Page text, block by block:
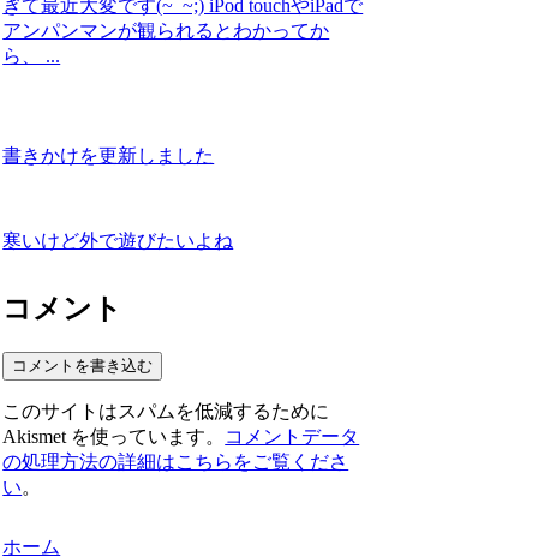
ぎて最近大変です(~_~;) iPod touchやiPadで
アンパンマンが観られるとわかってか
ら、 ...
書きかけを更新しました
寒いけど外で遊びたいよね
コメント
コメントを書き込む
このサイトはスパムを低減するために
Akismet を使っています。
コメントデータ
の処理方法の詳細はこちらをご覧くださ
い。
ホーム